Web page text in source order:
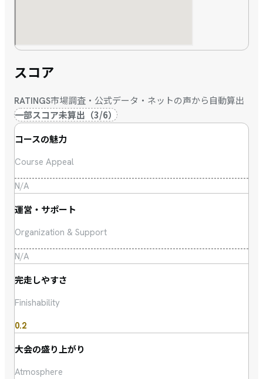
スコア
RATINGS市場調査・公式データ・ネットの声から自動算出
一部スコア未算出 （3/6）
コースの魅力
Course Appeal
N/A
運営・サポート
Organization & Support
N/A
完走しやすさ
Finishability
0.2
大会の盛り上がり
Atmosphere